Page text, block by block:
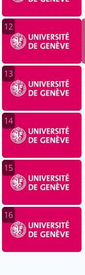
12
13
14
15
16